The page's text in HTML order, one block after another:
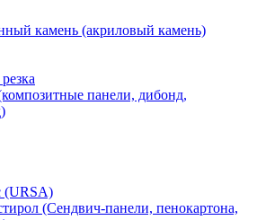
камень (акриловый камень)
панели, дибонд,
(URSA)
(Сендвич-панели, пенокартона,